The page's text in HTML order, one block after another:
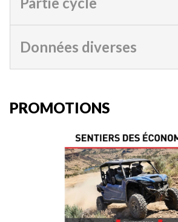
Données diverses
PROMOTIONS